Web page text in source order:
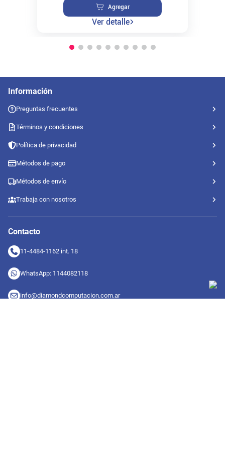
Agregar
Ver detalle
Información
Preguntas frecuentes
Términos y condiciones
Política de privacidad
Métodos de pago
Métodos de envío
Trabaja con nosotros
Contacto
11-4484-1162 int. 18
WhatsApp: 1144082118
info@diamondcomputacion.com.ar